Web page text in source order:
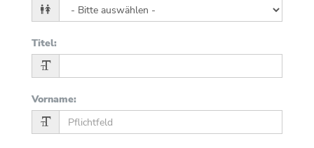
Titel:
Vorname: